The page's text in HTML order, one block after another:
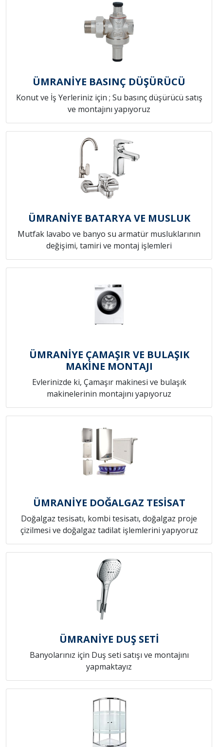
ÜMRANİYE BASINÇ DÜŞÜRÜCÜ
Konut ve İş Yerleriniz için ; Su basınç düşürücü satış
ve montajını yapıyoruz
ÜMRANİYE BATARYA VE MUSLUK
Mutfak lavabo ve banyo su armatür musluklarının
değişimi, tamiri ve montaj işlemleri
ÜMRANİYE ÇAMAŞIR VE BULAŞIK
MAKİNE MONTAJI
Evlerinizde ki, Çamaşır makinesi ve bulaşık
makinelerinin montajını yapıyoruz
ÜMRANİYE DOĞALGAZ TESİSAT
Doğalgaz tesisatı, kombi tesisatı, doğalgaz proje
çizilmesi ve doğalgaz tadilat işlemlerini yapıyoruz
ÜMRANİYE DUŞ SETİ
Banyolarınız için Duş seti satışı ve montajını
yapmaktayız